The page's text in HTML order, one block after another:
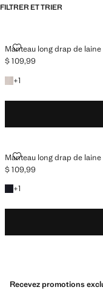
FILTRER ET TRIER
Manteau long drap de laine
MANTEAU LONG DRAP
Prix actuel [$ 109,99 ]
$ 109,99
+1
+1 couleur
Manteau long drap de laine
MANTEAU LONG DRAP
Prix actuel [$ 109,99 ]
$ 109,99
+1
+1 couleur
Recevez promotions